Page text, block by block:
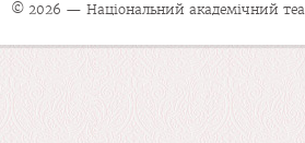
© 2026 — Національний академічний